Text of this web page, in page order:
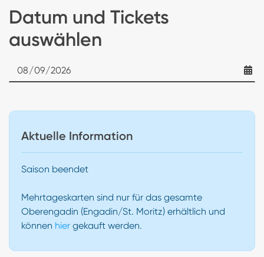
Datum und Tickets
auswählen
Date
Aktuelle Information
Saison beendet
Mehrtageskarten sind nur für das gesamte
Oberengadin (Engadin/St. Moritz) erhältlich und
können hier gekauft werden.